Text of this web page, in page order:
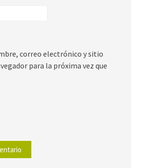
correo electrónico y sitio
para la próxima vez que